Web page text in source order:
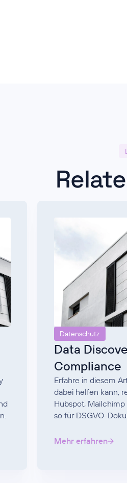
Datenschutz
Data
Compliance
Erfahre in diesem
dabei helfen kann,
Hubspot,
so für DSGVO-
Mehr erfahren